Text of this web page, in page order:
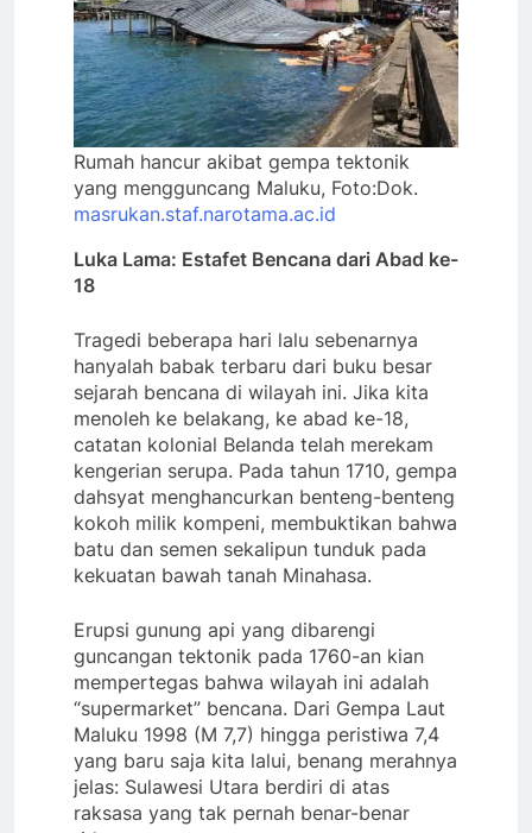
Rumah hancur akibat gempa tektonik
yang mengguncang Maluku, Foto:Dok.
masrukan.staf.narotama.ac.id
Luka Lama: Estafet Bencana dari Abad ke-
18
Tragedi beberapa hari lalu sebenarnya
hanyalah babak terbaru dari buku besar
sejarah bencana di wilayah ini. Jika kita
menoleh ke belakang, ke abad ke-18,
catatan kolonial Belanda telah merekam
kengerian serupa. Pada tahun 1710, gempa
dahsyat menghancurkan benteng-benteng
kokoh milik kompeni, membuktikan bahwa
batu dan semen sekalipun tunduk pada
kekuatan bawah tanah Minahasa.
Erupsi gunung api yang dibarengi
guncangan tektonik pada 1760-an kian
mempertegas bahwa wilayah ini adalah
“supermarket” bencana. Dari Gempa Laut
Maluku 1998 (M 7,7) hingga peristiwa 7,4
yang baru saja kita lalui, benang merahnya
jelas: Sulawesi Utara berdiri di atas
raksasa yang tak pernah benar-benar